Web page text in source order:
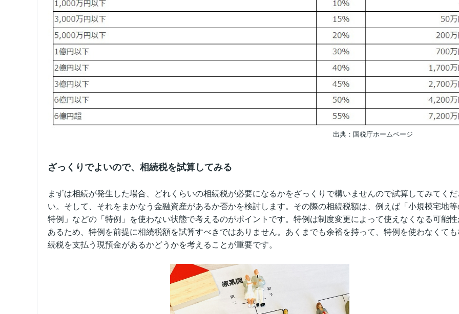
出典：国税庁ホームページ
ざっくりでよいので、相続税を試算してみる
まずは相続が発生した場合、どれくらいの相続税が必要になるかをざっくりで構いませんので試算してみてくだ
い。そして、それをまかなう金融資産があるか否かを検討します。その際の相続税額は、例えば「小規模宅地等
特例」などの「特例」を使わない状態で考えるのがポイントです。特例は制度変更によって使えなくなる可能性
あるため、特例を前提に相続税額を試算すべきではありません。あくまでも余裕を持って、特例を使わなくても
続税を支払う現預金があるかどうかを考えることが重要です。